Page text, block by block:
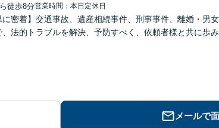
徒歩8分営業時間：本日定休日
に密着】交通事故、遺産相続事件、刑事事件、離婚・男
法的トラブルを解決、予防すべく、依頼者様と共に歩
メールで